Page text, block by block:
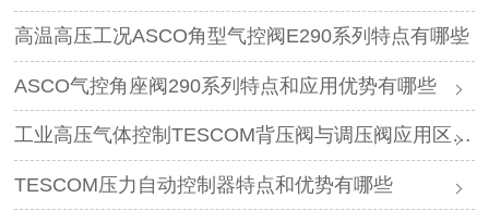
高温高压工况ASCO角型气控阀E290系列特点有哪些
ASCO气控角座阀290系列特点和应用优势有哪些
工业高压气体控制TESCOM背压阀与调压阀应用区别是什么
TESCOM压力自动控制器特点和优势有哪些